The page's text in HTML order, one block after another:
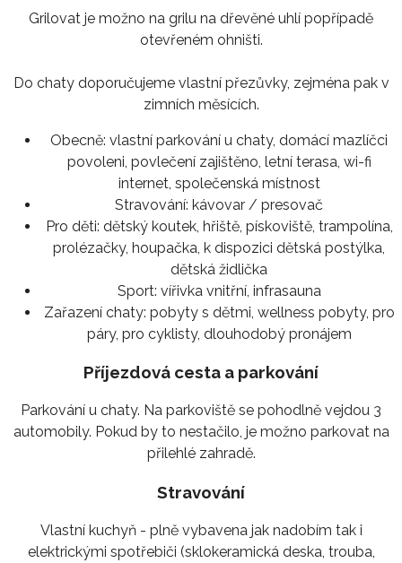
Grilovat je možno na grilu na dřevěné uhlí popřípadě
otevřeném ohništi.
Do chaty doporučujeme vlastní přezůvky, zejména pak v
zimních měsících.
Obecně: vlastní parkování u chaty, domácí mazlíčci
povoleni, povlečení zajištěno, letní terasa, wi-fi
internet, společenská místnost
Stravování: kávovar / presovač
Pro děti: dětský koutek, hřiště, pískoviště, trampolína,
prolézačky, houpačka, k dispozici dětská postýlka,
dětská židlička
Sport: vířivka vnitřní, infrasauna
Zařazení chaty: pobyty s dětmi, wellness pobyty, pro
páry, pro cyklisty, dlouhodobý pronájem
Příjezdová cesta a parkování
Parkování u chaty. Na parkoviště se pohodlně vejdou 3
automobily. Pokud by to nestačilo, je možno parkovat na
přilehlé zahradě.
Stravování
Vlastní kuchyň - plně vybavena jak nadobím tak i
elektrickými spotřebiči (sklokeramická deska, trouba,